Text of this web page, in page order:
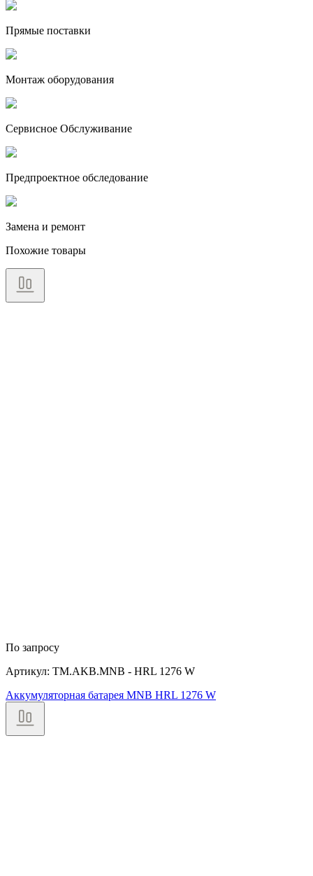
Прямые поставки
Монтаж оборудования
Сервисное Обслуживание
Предпроектное обследование
Замена и ремонт
Похожие товары
По запросу
Артикул: TM.AKB.MNB - HRL 1276 W
Аккумуляторная батарея MNB HRL 1276 W